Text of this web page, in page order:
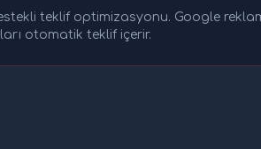
teklif optimizasyonu. Google
otomatik teklif içerir.